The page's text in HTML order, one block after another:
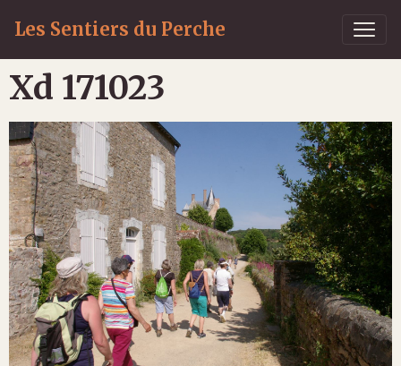
Les Sentiers du Perche
Xd 171023